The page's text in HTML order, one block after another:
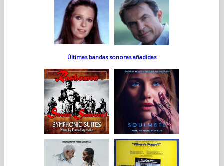
Últimas bandas sonoras añadidas